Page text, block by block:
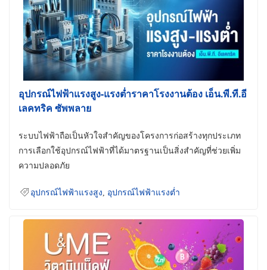
อุปกรณ์ไฟฟ้าแรงสูง-แรงต่ำราคาโรงงานต้อง เอ็น.พี.ที.อี
เลคทริค ซัพพลาย
ระบบไฟฟ้าถือเป็นหัวใจสำคัญของโครงการก่อสร้างทุกประเภท
การเลือกใช้อุปกรณ์ไฟฟ้าที่ได้มาตรฐานเป็นสิ่งสำคัญที่ช่วยเพิ่ม
ความปลอดภัย
อุปกรณ์ไฟฟ้าแรงสูง อุปกรณ์ไฟฟ้าแรงต่ำ